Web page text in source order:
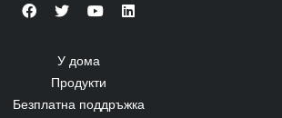
У дома
Продукти
Безплатна поддръжка